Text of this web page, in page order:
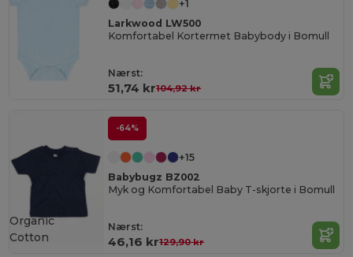
+1
Larkwood LW500
Komfortabel Kortermet Babybody i Bomull
Nærst:
51,74 kr104,92 kr
-64%
+15
Babybugz BZ002
Myk og Komfortabel Baby T-skjorte i Bomull
Nærst:
46,16 kr129,90 kr
Organic
Cotton